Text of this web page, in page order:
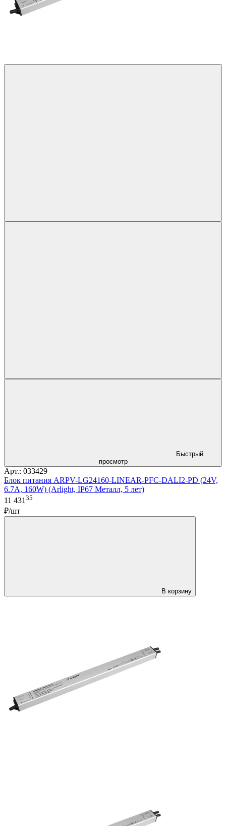
Быстрый
просмотр
Арт.: 033429
Блок питания ARPV-LG24160-LINEAR-PFC-DALI2-PD (24V,
6.7A, 160W) (Arlight, IP67 Металл, 5 лет)
11 431 35
₽/шт
В корзину